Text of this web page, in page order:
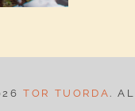
TOR TUORDA.